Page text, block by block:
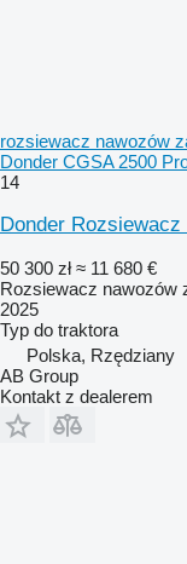
rozsiewacz nawozów
Donder CGSA 2500
14
Donder
50 300 zł ≈ 11 680 €
Rozsiewacz nawozów
2025
Typ do traktora
Polska, Rzędziany
AB Group
Kontakt z dealerem